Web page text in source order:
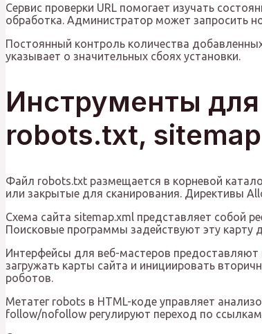
Сервис проверки URL помогает изучать
обработка. Администратор может запросить
Постоянный контроль количества
указывает о значительных сбоях установки.
Инструменты
robots.txt,
Файл robots.txt размещается в корневой
или закрытые для сканирования. Директивы
Схема сайта sitemap.xml представляет собой
Поисковые программы задействуют эту карту
Интерфейсы для веб-мастеров предоставляют
загружать карты сайта и инициировать
роботов.
Метатег robots в HTML-коде управляет
follow/nofollow регулируют переход по